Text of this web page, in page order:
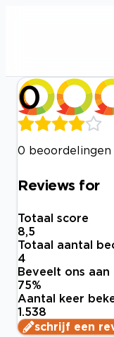
0
0 beoordelingen
Reviews for
Totaal score
8,5
Totaal aantal
4
Beveelt ons aan
75%
Aantal keer
1.538
schrijf een